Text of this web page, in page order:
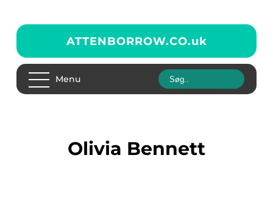
ATTENBORROW.CO.uk
Menu
Olivia Bennett